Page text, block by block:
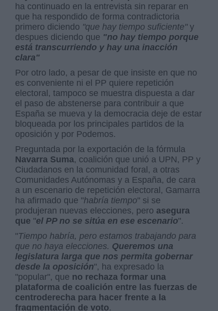
ha continuado en la entrevista sin reparar en
que ha respondido de forma contradictoria
primero diciendo "que hay tiempo suficiente"y
despues diciendo que "no hay tiempo porque
está transcurriendo y hay una inacción
clara"
Por otro lado, a pesar de que insiste en que no
es conveniente ni el PP quiere repetición
electoral, tampoco se muestra dispuesta a dar
el paso de abstenerse para contribuir a que
España se mueva y la democracia deje de estar
bloqueada por los principales partidos de la
oposición y por Podemos.
Preguntada por la exportación de la fórmula
Navarra Suma, coalición que unió a UPN, PP y
Ciudadanos en la comunidad foral, a otras
Comunidades Autónomas y a España, de cara
a un escenario de repetición electoral, Gamarra
ha afirmado que "habría tiempo" si se
produjeran nuevas elecciones, pero asegura
que "el PP no se sitúa en ese escenario".
"Tiempo habría, pero estamos trabajando para
que no haya elecciones. Queremos una
legislatura larga que nos permita gobernar
desde la oposición", ha expresado la
"popular", que no rechaza formar una
plataforma de coalición entre las fuerzas de
centroderecha para hacer frente a la
fragmentación de voto.